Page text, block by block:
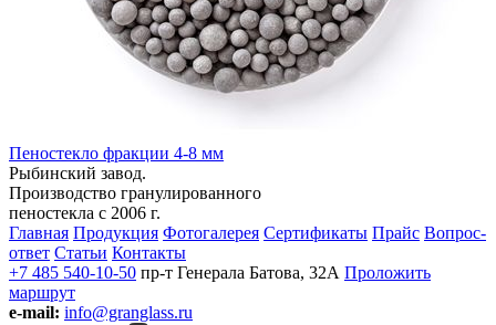
Пеностекло фракции 4-8 мм
Рыбинский завод.
Производство гранулированного
пеностекла с 2006 г.
Главная Продукция Фотогалерея Сертификаты Прайс Вопрос-
ответ Статьи Контакты
+7 485 540-10-50 пр-т Генерала Батова, 32А Проложить
маршрут
e-mail: info@granglass.ru